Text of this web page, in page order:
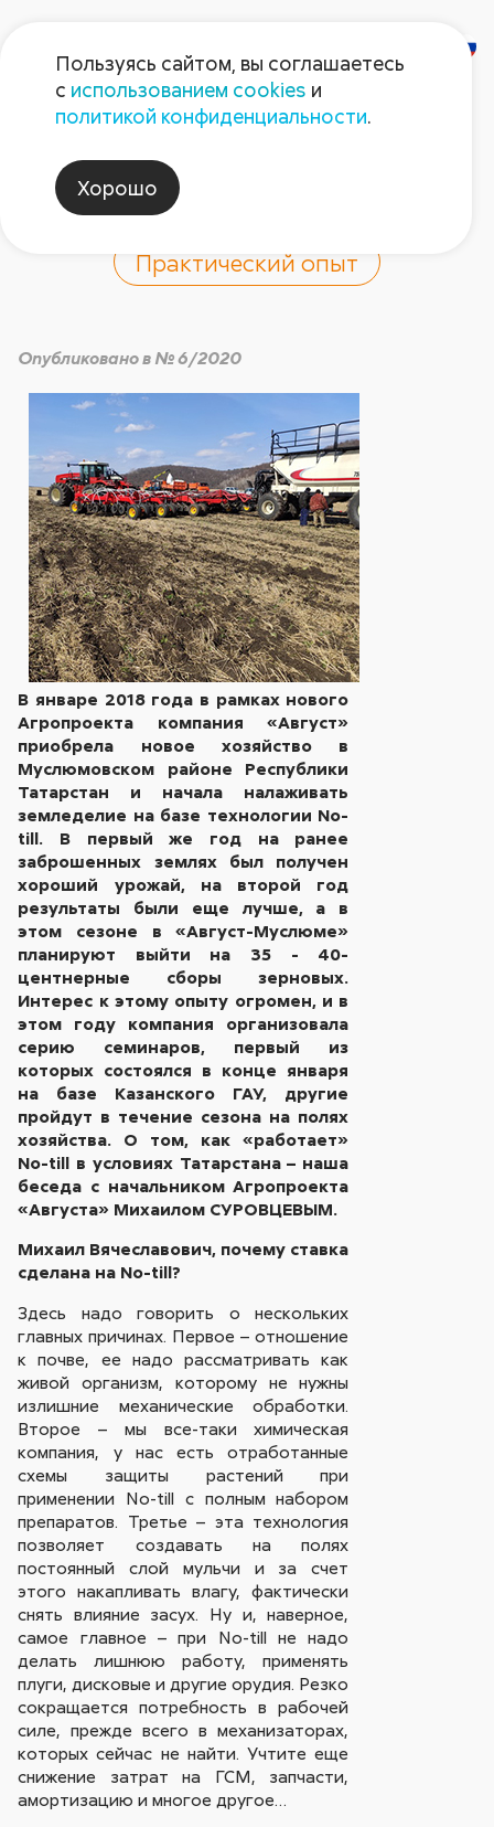
За опытом – в
«Август-Муслюм»!
Практический опыт
Опубликовано в № 6/2020
В январе 2018 года в рамках нового
Агропроекта компания «Август»
приобрела новое хозяйство в
Муслюмовском районе Республики
Татарстан и начала налаживать
земледелие на базе технологии No-
till. В первый же год на ранее
заброшенных землях был получен
хороший урожай, на второй год
результаты были еще лучше, а в
этом сезоне в «Август-Муслюме»
планируют выйти на 35 - 40-
центнерные сборы зерновых.
Интерес к этому опыту огромен, и в
этом году компания организовала
серию семинаров, первый из
которых состоялся в конце января
на базе Казанского ГАУ, другие
пройдут в течение сезона на полях
хозяйства. О том, как «работает»
No-till в условиях Татарстана – наша
беседа с начальником Агропроекта
«Августа» Михаилом СУРОВЦЕВЫМ.
Михаил Вячеславович, почему ставка
сделана на No-till?
Здесь надо говорить о нескольких
главных причинах. Первое – отношение
к почве, ее надо рассматривать как
живой организм, которому не нужны
излишние механические обработки.
Второе – мы все-таки химическая
компания, у нас есть отработанные
схемы защиты растений при
применении No-till с полным набором
препаратов. Третье – эта технология
позволяет создавать на полях
постоянный слой мульчи и за счет
этого накапливать влагу, фактически
снять влияние засух. Ну и, наверное,
самое главное – при No-till не надо
делать лишнюю работу, применять
плуги, дисковые и другие орудия. Резко
сокращается потребность в рабочей
силе, прежде всего в механизаторах,
которых сейчас не найти. Учтите еще
снижение затрат на ГСМ, запчасти,
амортизацию и многое другое…
Пользуясь сайтом, вы соглашаетесь
с использованием cookies и
политикой конфиденциальности.
Хорошо